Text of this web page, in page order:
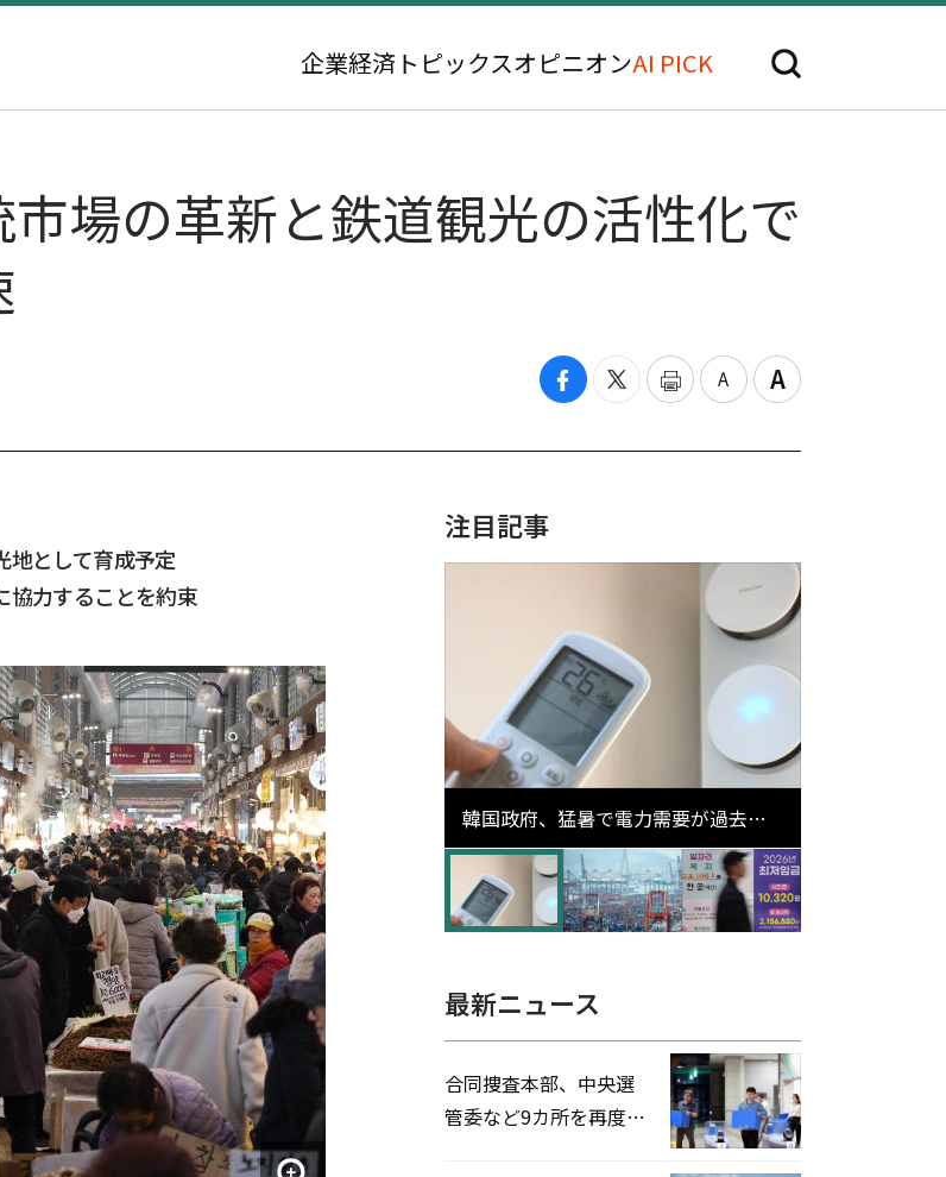
企業経済 トピックスオピニオンAI PICK
場の革新と鉄道観光の活性化で
地として育成予定
協力することを約束
注目記事
韓国政府、猛暑で電力需要が過去最
高更新の可能性に需給対応体制を点
検
最新ニュース
合同捜査本部、中央選
管委など9カ所を再度家